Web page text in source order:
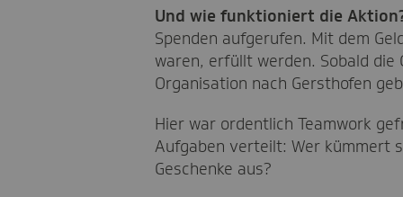
Und wie funktioniert die
Spenden aufgerufen. Mit dem
waren, erfüllt werden. Sobald die
Organisation nach Gersthofen
Hier war ordentlich Teamwork
Aufgaben verteilt: Wer kümmert
Geschenke aus?